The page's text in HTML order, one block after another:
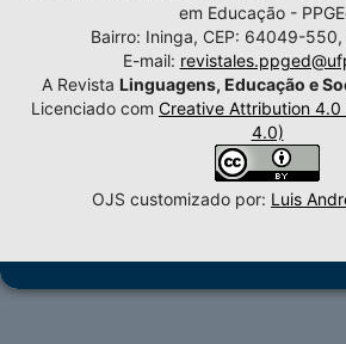
em Educação -
Bairro: Ininga, CEP: 64049-550,
E-mail:
A Revista Linguagens, Educação e
Licenciado com Creative Attribution 4.0
4.0)
OJS customizado por: Luis